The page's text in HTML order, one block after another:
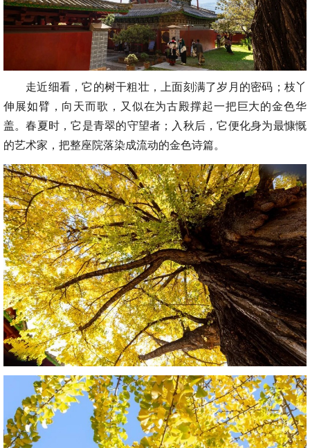
走近细看，它的树干粗壮，上面刻满了岁月的密码；枝丫
伸展如臂，向天而歌，又似在为古殿撑起一把巨大的金色华
盖。春夏时，它是青翠的守望者；入秋后，它便化身为最慷慨
的艺术家，把整座院落染成流动的金色诗篇。